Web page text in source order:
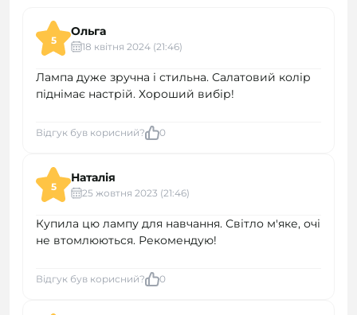
5
Ольга
18 квітня 2024 (21:46)
Лампа дуже зручна і стильна. Салатовий колір
піднімає настрій. Хороший вибір!
Відгук був корисний? 0
5
Наталія
25 жовтня 2023 (21:46)
Купила цю лампу для навчання. Світло м'яке, очі
не втомлюються. Рекомендую!
Відгук був корисний? 0